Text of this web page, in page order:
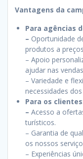
Vantagens da
Para agências
– Oportunidade
produtos a
– Apoio
ajudar nas
– Variedade e
necessidades
Para os
– Acesso a
turísticos.
– Garantia de
os nossos
– Experiências